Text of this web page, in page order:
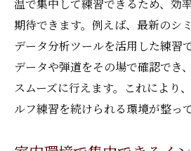
温で集中して練習できるため、効
期待できます。例えば、最新のシ
データ分析ツールを活用した練習
データや弾道をその場で確認でき
スムーズに行えます。これにより
ルフ練習を続けられる環境が整って